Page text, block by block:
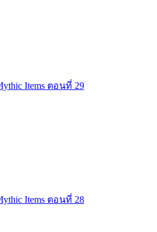
Items ตอนที่ 29
Items ตอนที่ 28